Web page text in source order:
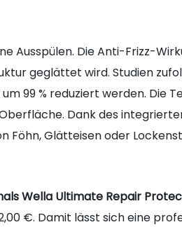
Ausspülen. Die Anti-Frizz-
geglättet wird. Studien
99 % reduziert werden. Die
Dank des
Föhn, Glätteisen oder
Wella Ultimate Repair
€. Damit lässt sich eine